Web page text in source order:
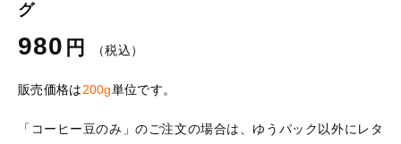
グ
980 円 （税込）
販売価格は200g単位です。
「コーヒー豆のみ」のご注文の場合は、ゆうパック以外にレタ
お知らせ
ブログ